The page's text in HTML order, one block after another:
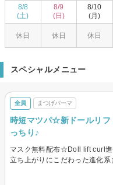
8/8
(土)
休日
8/9
(日)
休日
8/10
(月)
休日
スペシャルメニュー
全員 まつげパーマ
時短マツパ☆新ドールリ
っちり♪
マスク無料配布☆Doll lift curl進
立ち上がりにこだわった進化